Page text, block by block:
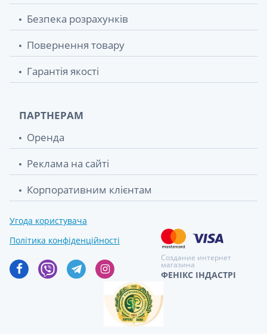
Безпека розрахунків
Повернення товару
Гарантія якості
ПАРТНЕРАМ
Оренда
Реклама на сайті
Корпоративним клієнтам
Угода користувача
Політика конфіденційності
Создание интернет
магазина
ФЕНІКС ІНДАСТРІ